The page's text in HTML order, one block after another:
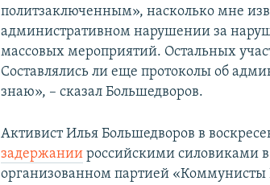
политзаключенным», насколько мне
административном нарушении за
массовых мероприятий. Остальных
Составлялись ли еще протоколы об
знаю», – сказал Большедворов.
Активист Илья Большедворов в
задержании российскими силовиками
организованном партией «Коммунисты